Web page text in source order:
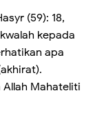
(59): 18,
kepada
apa
Allah Mahateliti